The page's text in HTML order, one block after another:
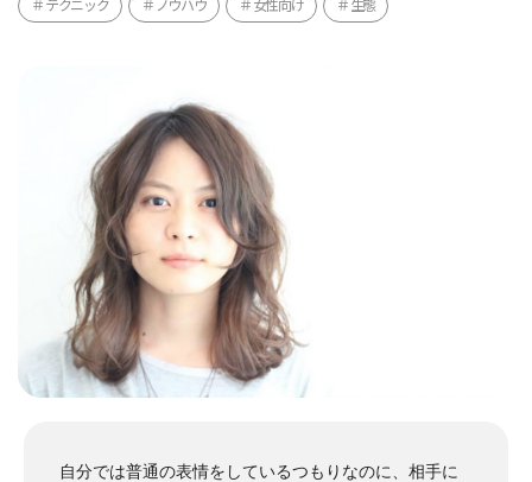
テクニック ノウハウ 女性向け 生態
自分では普通の表情をしているつもりなのに、相手に